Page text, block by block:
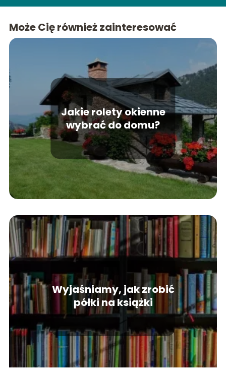
Może Cię również zainteresować
Jakie rolety okienne
wybrać do domu?
Wyjaśniamy, jak zrobić
półki na książki